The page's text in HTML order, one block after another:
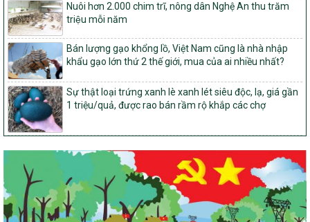
đến năm 2030
14/2026/TT-BNNMT
Hướng dẫn thực hiện một số nội dung tiêu chí, điều kiện thuộc Bộ
tiêu chí quốc gia về nông thôn mới giai đoạn 2026 – 2030 thuộc
phạm vi quản lý nhà nước của Bộ Nông nghiệp và Môi trường
417/QĐ-BNNMT
Phê duyệt Chương trình mục tiêu quốc gia xây dựng nông thôn
mới, giảm nghèo bền vững và phát triển kinh tế – xã hội vùng
đồng bào dân tộc thiểu số và miền núi giai đoạn 2026-2035, giai
đoạn I: Từ năm 2026 đến năm 2030
Nghị quyết số 08/2026/NQ-HĐND
Quy định nguyên tắc, tiêu chí, định mức phân bổ ngân sách trung
ương thực hiện Chương trình mục tiêu quốc gia xây dựng nông
thôn mới, giảm nghèo bền vững và phát triển kinh tế – xã hội
Nuôi hơn 2.000 chim trĩ, nông dân Nghệ An thu trăm
triệu mỗi năm
Bán lượng gạo khổng lồ, Việt Nam cũng là nhà nhập
khẩu gạo lớn thứ 2 thế giới, mua của ai nhiều nhất?
Sự thật loại trứng xanh lè xanh lét siêu độc, lạ, giá gần
1 triệu/quả, được rao bán rầm rộ khắp các chợ